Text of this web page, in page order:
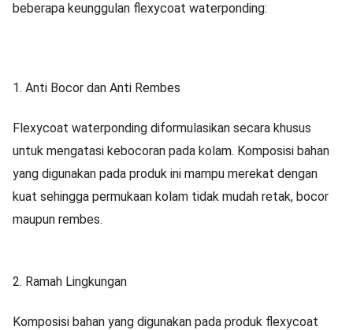
beberapa keunggulan flexycoat waterponding:
1. Anti Bocor dan Anti Rembes
Flexycoat waterponding diformulasikan secara khusus
untuk mengatasi kebocoran pada kolam. Komposisi bahan
yang digunakan pada produk ini mampu merekat dengan
kuat sehingga permukaan kolam tidak mudah retak, bocor
maupun rembes.
2. Ramah Lingkungan
Komposisi bahan yang digunakan pada produk flexycoat